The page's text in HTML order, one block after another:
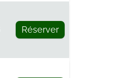
Réserver